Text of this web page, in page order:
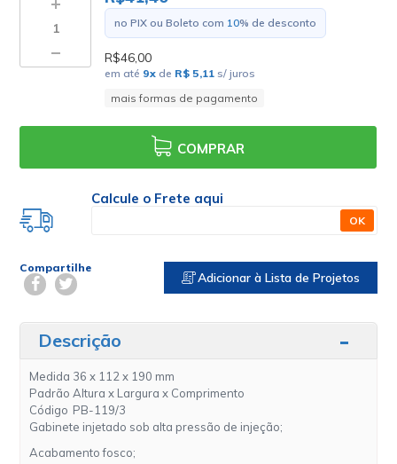
no PIX ou Boleto com 10% de desconto
R$46,00
em até 9x de R$ 5,11 s/ juros
mais formas de pagamento
COMPRAR
Calcule o Frete aqui
OK
Compartilhe
Adicionar à Lista de Projetos
Descrição
Medida 36 x 112 x 190 mm
Padrão Altura x Largura x Comprimento
Código PB-119/3
Gabinete injetado sob alta pressão de injeção;
Acabamento fosco;